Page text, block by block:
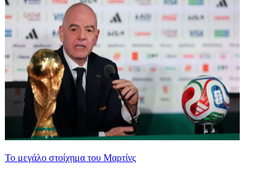
Το μεγάλο στοίχημα του Μαρτίνς